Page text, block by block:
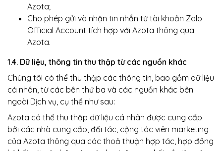
Azota;
Cho phép gửi và nhận tin nhắn từ tài khoản Zalo
Official Account tích hợp với Azota thông qua
Azota.
1.4. Dữ liệu, thông tin thu thập từ các nguồn khác
Chúng tôi có thể thu thập các thông tin, bao gồm dữ liệu
cá nhân, từ các bên thứ ba và các nguồn khác bên
ngoài Dịch vụ, cụ thể như sau:
Azota có thể thu thập dữ liệu cá nhân được cung cấp
bởi các nhà cung cấp, đối tác, cộng tác viên marketing
của Azota thông qua các thoả thuận hợp tác, hợp đồng